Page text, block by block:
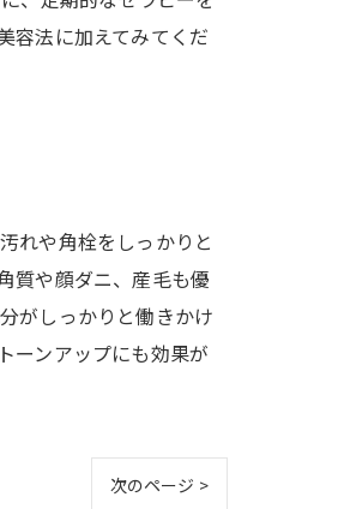
容法に加えてみてくだ
れや角栓をしっかりと
質や顔ダニ、産毛も優
がしっかりと働きかけ
ーンアップにも効果が
次のページ >